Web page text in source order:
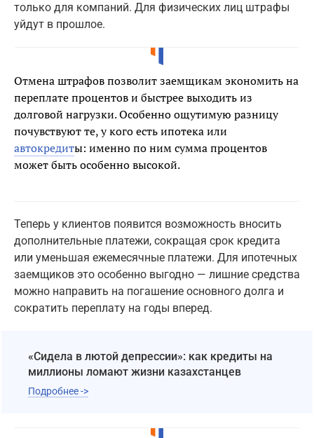
только для компаний. Для физических лиц штрафы
уйдут в прошлое.
Отмена штрафов позволит заемщикам экономить на
переплате процентов и быстрее выходить из
долговой нагрузки. Особенно ощутимую разницу
почувствуют те, у кого есть ипотека или
автокредиты: именно по ним сумма процентов
может быть особенно высокой.
Teперь у клиентов появится возможность вносить
дополнительные платежи, сокращая срок кредита
или уменьшая ежемесячные платежи. Для ипотечных
заемщиков это особенно выгодно — лишние средства
можно направить на погашение основного долга и
сократить переплату на годы вперед.
«Сидела в лютой депрессии»: как кредиты на
миллионы ломают жизни казахстанцев
Подробнее ->